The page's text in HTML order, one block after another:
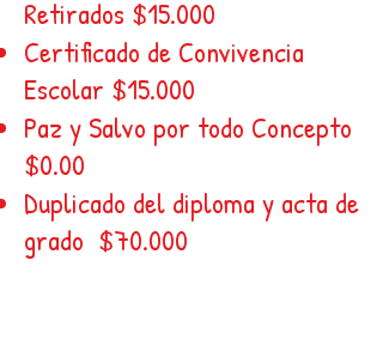
Retirados $15.000
Certificado de Convivencia
Escolar $15.000
Paz y Salvo por todo Concepto
$0.00
Duplicado del diploma y acta de
grado $70.000